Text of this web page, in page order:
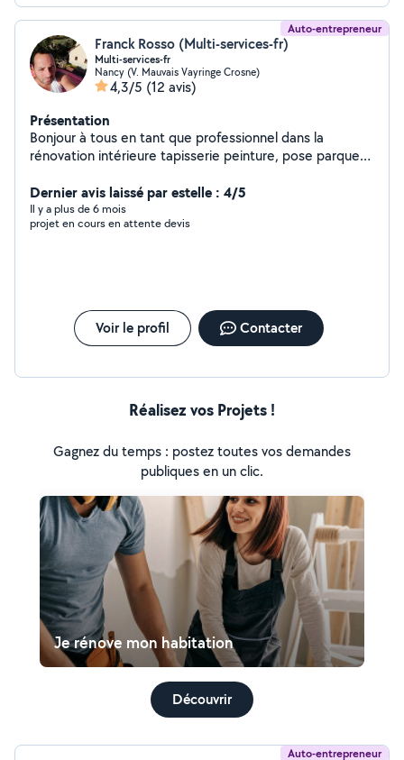
Ravelement et nettoyage de facade.
Auto-entrepreneur
Franck Rosso (Multi-services-fr)
Multi-services-fr
Nancy (V. Mauvais Vayringe Crosne)
4,3/5 (12 avis)
Présentation
Bonjour à tous en tant que professionnel dans la
rénovation intérieure tapisserie peinture, pose parquet
renseignements contactez moi directement merci.
Dernier avis laissé par estelle : 4/5
Il y a plus de 6 mois
projet en cours en attente devis
Voir le profil Contacter
Réalisez vos Projets !
Gagnez du temps : postez toutes vos demandes
publiques en un clic.
Je rénove mon habitation
Découvrir
Auto-entrepreneur